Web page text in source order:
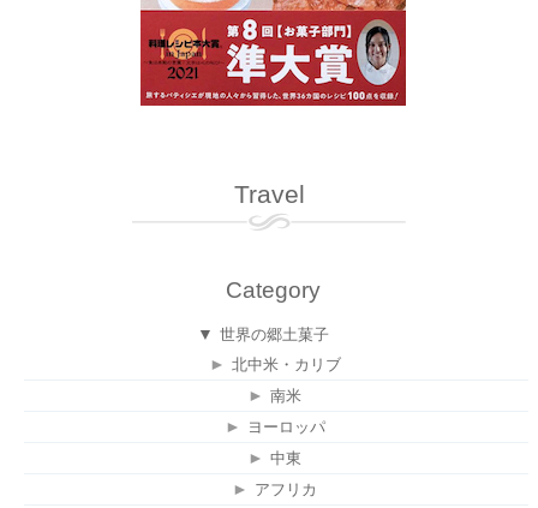
Travel
Category
▼ 世界の郷土菓子
► 北中米・カリブ
► 南米
► ヨーロッパ
► 中東
► アフリカ